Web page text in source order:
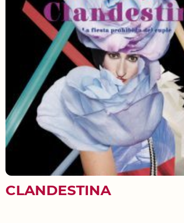
CLANDESTINA